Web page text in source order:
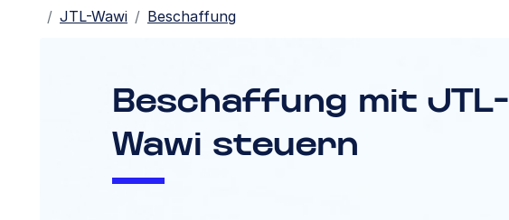
Startseite
JTL-Wawi Beschaffung
Beschaffung mit JTL-
Wawi steuern